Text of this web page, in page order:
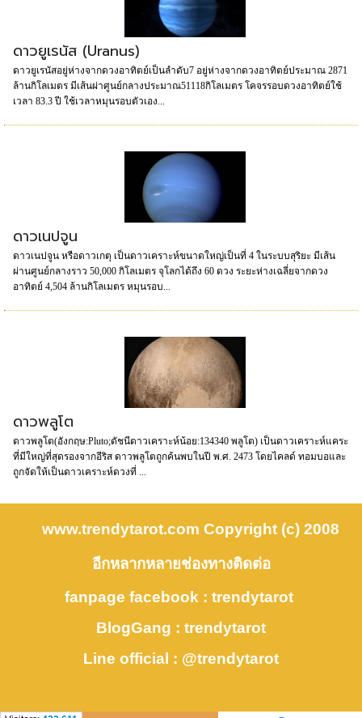
ดาวยูเรนัส (Uranus)
ดาวยูเรนัสอยู่ห่างจากดวงอาทิตย์เป็นลำดับ7 อยู่ห่างจากดวงอาทิตย์ประมาณ 2871
ล้านกิโลเมตร มีเส้นผ่าศูนย์กลางประมาณ51118กิโลเมตร โคจรรอบดวงอาทิตย์ใช้
เวลา 83.3 ปี ใช้เวลาหมุนรอบตัวเอง...
ดาวเนปจูน
ดาวเนปจูน หรือดาวเกตุ เป็นดาวเคราะห์ขนาดใหญ่เป็นที่ 4 ในระบบสุริยะ มีเส้น
ผ่านศูนย์กลางราว 50,000 กิโลเมตร จุโลกได้ถึง 60 ดวง ระยะห่างเฉลี่ยจากดวง
อาทิตย์ 4,504 ล้านกิโลเมตร หมุนรอบ...
ดาวพลูโต
ดาวพลูโต(อังกฤษ:Pluto;ดัชนีดาวเคราะห์น้อย:134340 พลูโต) เป็นดาวเคราะห์แคระ
ที่มีใหญ่ที่สุดรองจากอีริส ดาวพลูโตถูกค้นพบในปี พ.ศ. 2473 โดยไคลด์ ทอมบอและ
ถูกจัดให้เป็นดาวเคราะห์ดวงที่ ...
www.trendytarot.com Copyright (c) 2008
อีกหลากหลายช่องทางติดต่อ
fanpage facebook : trendytarot
BlogGang : trendytarot
Line official : @trendytarot